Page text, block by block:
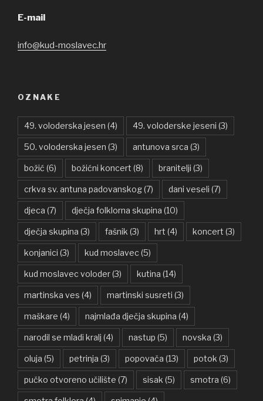
E-mail
info@kud-moslavec.hr
OZNAKE
49. voloderska jesen (4) 49. voloderske jeseni (3)
50. voloderska jesen (3) antunova srca (3)
božić (6) božićni koncert (8) branitelji (3)
crkva sv. antuna padovanskog(7) dani veseli (7)
djeca (7) dječja folklorna skupina (10)
dječja skupina (3) fašnik (3) hrt (4) koncert (3)
konjanici (3) kud moslavec (5)
kud moslavec voloder(3) kutina (14)
martinska ves (4) martinski susreti (3)
maškare (4) najmlađa dječja skupina (4)
narodil se mladi kralj (4) nastup (5) novska (3)
oluja (5) petrinja (3) popovača (13) potok (3)
pučko otvoreno učilište (7) sisak (5) smotra (6)